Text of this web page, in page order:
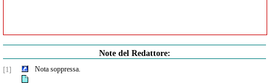
Note del Redattore:
[1] Nota soppressa.